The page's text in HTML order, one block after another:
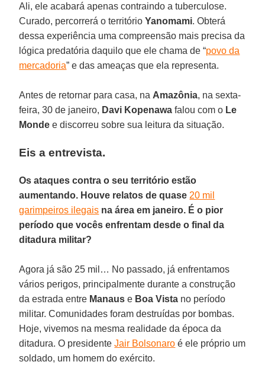
Ali, ele acabará apenas contraindo a tuberculose.
Curado, percorrerá o territórioYanomami. Obterá
dessa experiência uma compreensão mais precisa da
lógica predatória daquilo que ele chama de “povo da
mercadoria” e das ameaças que ela representa.
Antes de retornar para casa, na Amazônia, na sexta-
feira, 30 de janeiro, Davi Kopenawa falou com o Le
Monde e discorreu sobre sua leitura da situação.
Eis a entrevista.
Os ataques contra o seu território estão
aumentando. Houve relatos de quase 20 mil
garimpeiros ilegais na área em janeiro. É o pior
período que vocês enfrentam desde o final da
ditadura militar?
Agora já são 25 mil… No passado, já enfrentamos
vários perigos, principalmente durante a construção
da estrada entre Manaus e Boa Vista no período
militar. Comunidades foram destruídas por bombas.
Hoje, vivemos na mesma realidade da época da
ditadura. O presidenteJair Bolsonaro é ele próprio um
soldado, um homem do exército.